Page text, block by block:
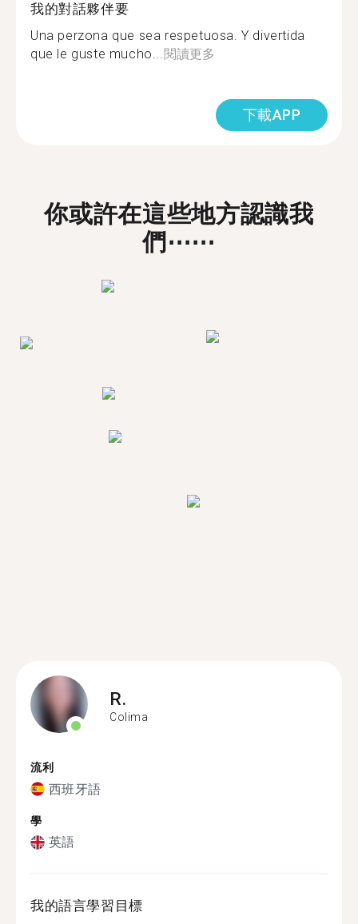
我的對話夥伴要
Una perzona que sea respetuosa. Y divertida
que le guste mucho...閱讀更多
下載APP
你或許在這些地方認識我
們⋯⋯
R.
Colima
流利
西班牙語
學
英語
我的語言學習目標